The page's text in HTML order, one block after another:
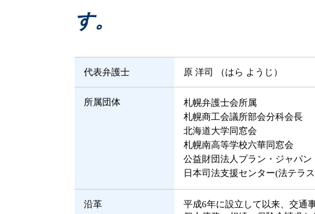
民事再生 弁護士
す。
代表弁護士 原 洋司 （はら ようじ）
所属団体
札幌弁護士会所属
札幌商工会議所部会分科会長
北海道大学同窓会
札幌南高等学校六華同窓会
公益財団法人プラン・ジャパン
日本司法支援センター(法テラ
沿革
平成6年に設立して以来、交通